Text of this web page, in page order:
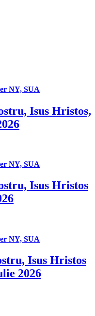
NY, SUA
Isus Hristos,
NY, SUA
Isus Hristos
NY, SUA
Isus Hristos
2026